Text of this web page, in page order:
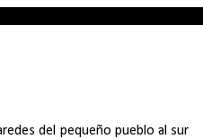
del pequeño pueblo al sur